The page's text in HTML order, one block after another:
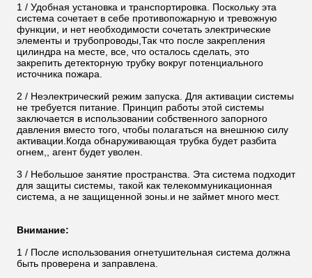
1 / Удобная установка и транспортировка. Поскольку эта
система сочетает в себе противопожарную и тревожную
функции, и нет необходимости сочетать электрические
элементы и трубопроводы,Так что после закрепления
цилиндра на месте, все, что осталось сделать, это
закрепить детекторную трубку вокруг потенциального
источника пожара.
2 / Неэлектрический режим запуска. Для активации системы
не требуется питание. Принцип работы этой системы
заключается в использовании собственного запорного
давления вместо того, чтобы полагаться на внешнюю силу
активации.Когда обнаруживающая трубка будет разбита
огнем,, агент будет уволен.
3 / Небольшое занятие пространства. Эта система подходит
для защиты системы, такой как телекоммуникационная
система, а не защищенной зоны.и не займет много мест.
Внимание:
1 / После использования огнетушительная система должна
быть проверена и заправлена.